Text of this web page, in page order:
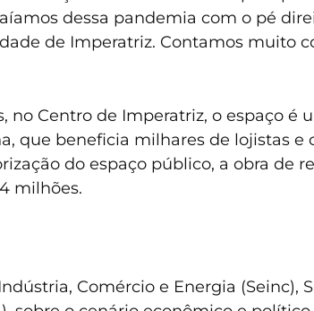
dessa pandemia com o pé
de Imperatriz. Contamos muito
no Centro de Imperatriz, o espaço
que beneficia milhares de lojistas
do espaço público, a obra de
milhões.
Comércio e Energia